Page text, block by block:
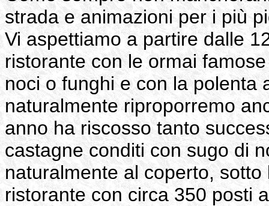
strada e animazioni per i più
Vi aspettiamo a partire dalle
ristorante con le ormai
noci o funghi e con la polenta
naturalmente riproporremo
anno ha riscosso tanto
castagne conditi con sugo di
naturalmente al coperto,
ristorante con circa 350 posti